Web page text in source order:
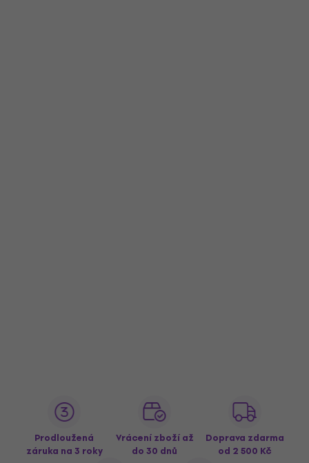
Prodloužená
záruka na 3 roky
Vrácení zboží až
do 30 dnů
Doprava zdarma
od 2 500 Kč